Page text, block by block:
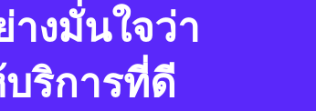
งมั่นใจว่า
ริการที่ดี